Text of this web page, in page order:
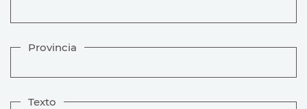
Provincia
Texto